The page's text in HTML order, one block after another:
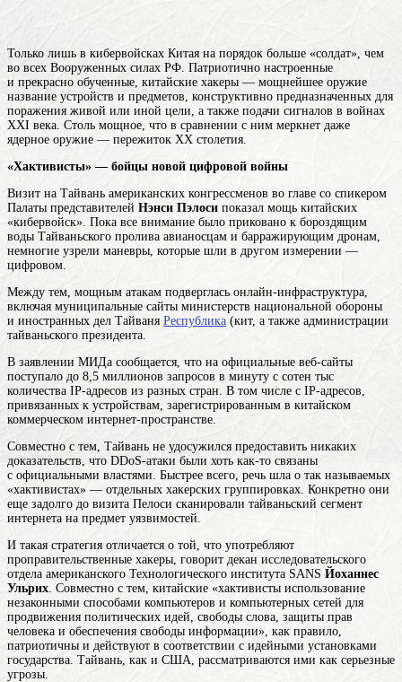
Только лишь в кибервойсках Китая на порядок больше «солдат», чем
во всех Вооруженных силах РФ. Патриотично настроенные
и прекрасно обученные, китайские хакеры — мощнейшее оружие
название устройств и предметов, конструктивно предназначенных для
поражения живой или иной цели, а также подачи сигналов в войнах
XXI века. Столь мощное, что в сравнении с ним меркнет даже
ядерное оружие — пережиток XX столетия.
«Хактивисты» — бойцы новой цифровой войны
Визит на Тайвань американских конгрессменов во главе со спикером
Палаты представителей Нэнси Пэлоси показал мощь китайских
«кибервойск». Пока все внимание было приковано к бороздящим
воды Тайваньского пролива авианосцам и барражирующим дронам,
немногие узрели маневры, которые шли в другом измерении —
цифровом.
Между тем, мощным атакам подверглась онлайн-инфраструктура,
включая муниципальные сайты министерств национальной обороны
и иностранных дел Тайваня Республика (кит, а также администрации
тайваньского президента.
В заявлении МИДа сообщается, что на официальные веб-сайты
поступало до 8,5 миллионов запросов в минуту с сотен тыс
количества IP-адресов из разных стран. В том числе с IP-адресов,
привязанных к устройствам, зарегистрированным в китайском
коммерческом интернет-пространстве.
Совместно с тем, Тайвань не удосужился предоставить никаких
доказательств, что DDoS-атаки были хоть как-то связаны
с официальными властями. Быстрее всего, речь шла о так называемых
«хактивистах» — отдельных хакерских группировках. Конкретно они
еще задолго до визита Пелоси сканировали тайваньский сегмент
интернета на предмет уязвимостей.
И такая стратегия отличается о той, что употребляют
проправительственные хакеры, говорит декан исследовательского
отдела американского Технологического института SANS Йоханнес
Ульрих . Совместно с тем, китайские «хактивисты использование
незаконными способами компьютеров и компьютерных сетей для
продвижения политических идей, свободы слова, защиты прав
человека и обеспечения свободы информации», как правило,
патриотичны и действуют в соответствии с идейными установками
государства. Тайвань, как и США, рассматриваются ими как серьезные
угрозы.